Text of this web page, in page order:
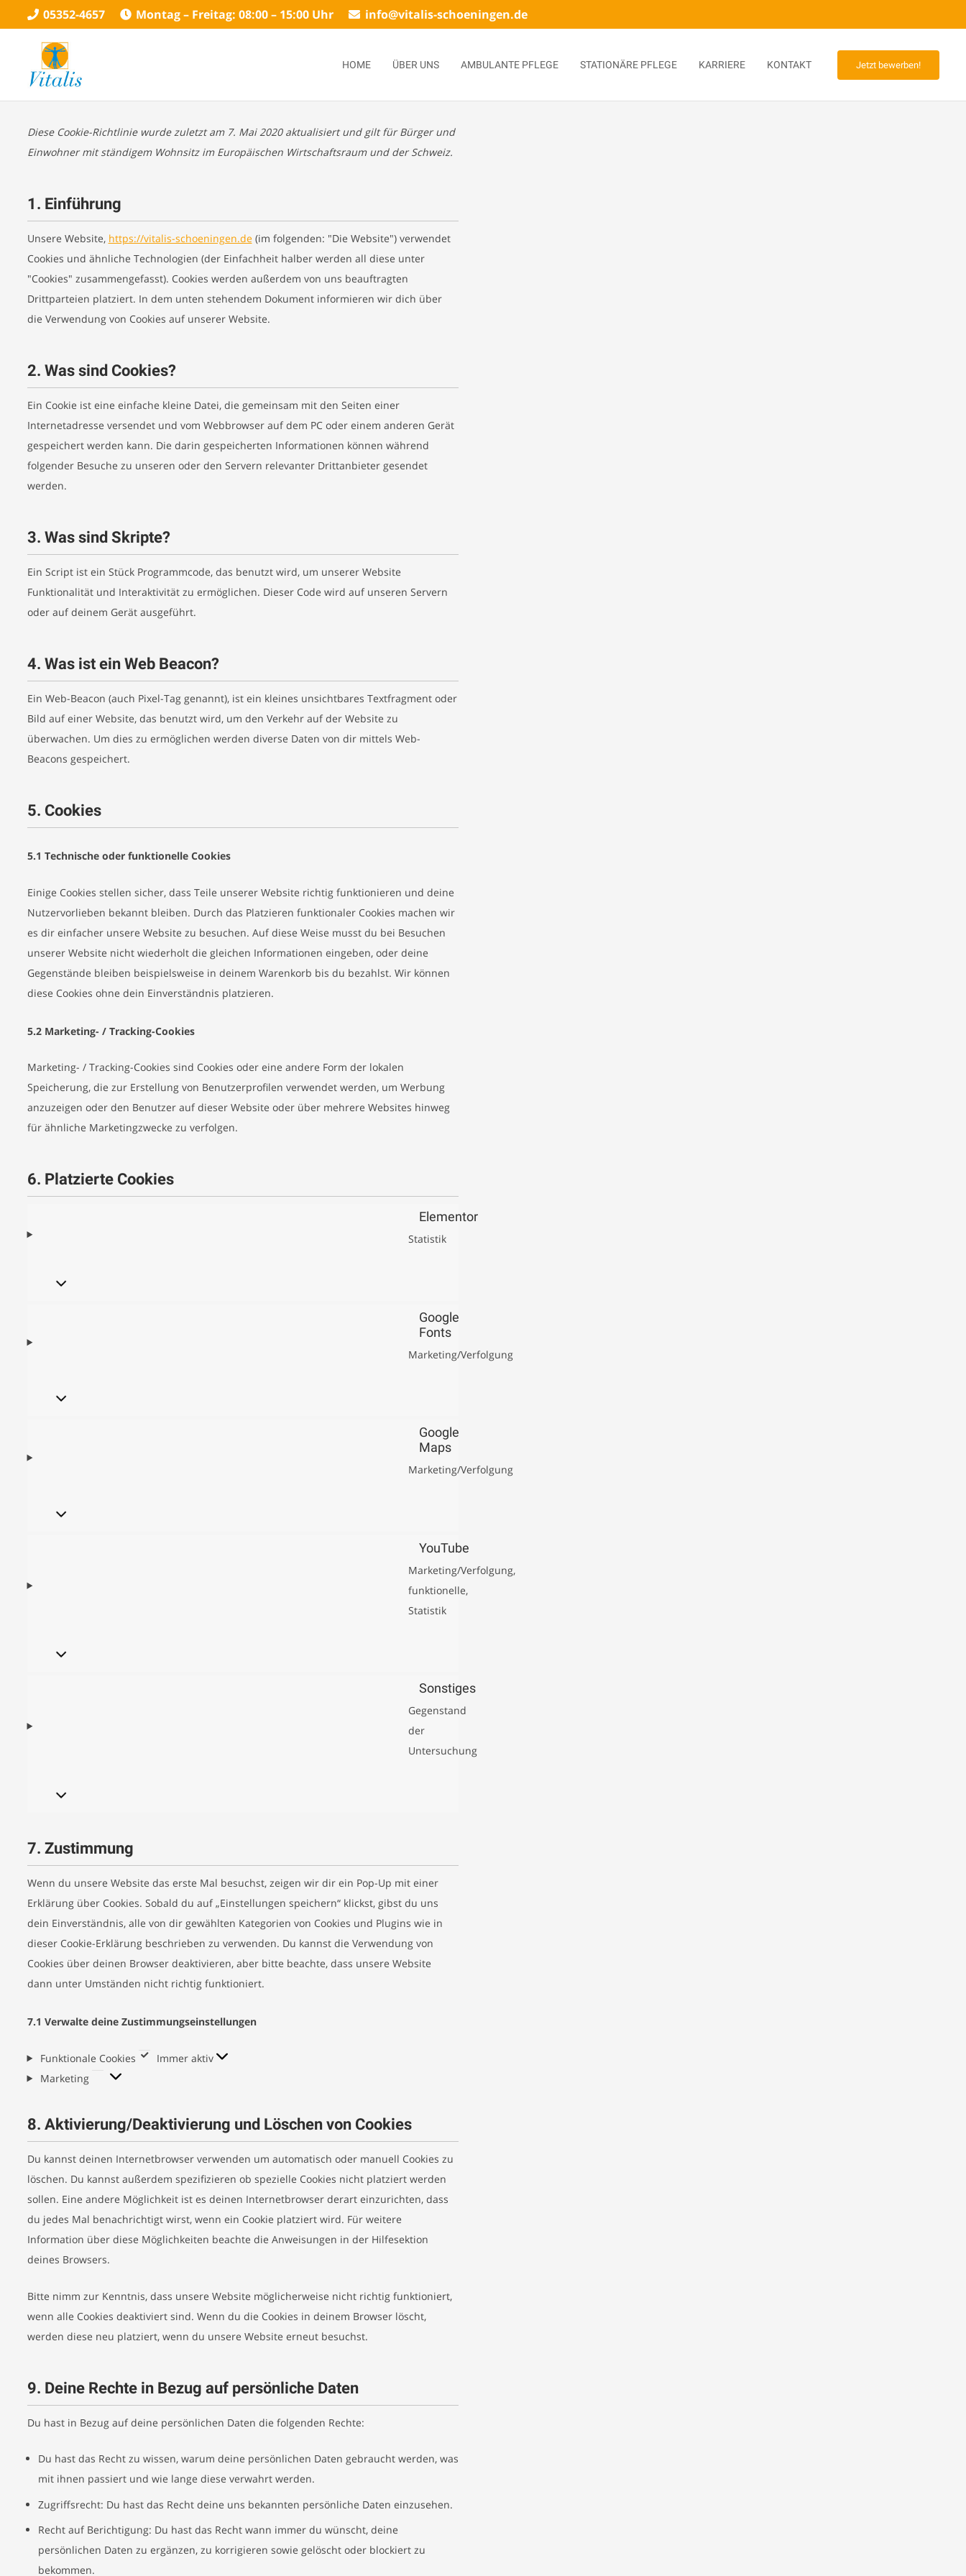
05352-4657 Montag – Freitag: 08:00 – 15:00 Uhr info@vitalis-schoeningen.de
HOME ÜBER UNS AMBULANTE PFLEGE STATIONÄRE PFLEGE KARRIERE KONTAKT Jetzt bewerben!
Diese Cookie-Richtlinie wurde zuletzt am 7. Mai 2020 aktualisiert und gilt für Bürger und
Einwohner mit ständigem Wohnsitz im Europäischen Wirtschaftsraum und der Schweiz.
1. Einführung
Unsere Website, https://vitalis-schoeningen.de (im folgenden: "Die Website") verwendet
Cookies und ähnliche Technologien (der Einfachheit halber werden all diese unter
"Cookies" zusammengefasst). Cookies werden außerdem von uns beauftragten
Drittparteien platziert. In dem unten stehendem Dokument informieren wir dich über
die Verwendung von Cookies auf unserer Website.
2. Was sind Cookies?
Ein Cookie ist eine einfache kleine Datei, die gemeinsam mit den Seiten einer
Internetadresse versendet und vom Webbrowser auf dem PC oder einem anderen Gerät
gespeichert werden kann. Die darin gespeicherten Informationen können während
folgender Besuche zu unseren oder den Servern relevanter Drittanbieter gesendet
werden.
3. Was sind Skripte?
Ein Script ist ein Stück Programmcode, das benutzt wird, um unserer Website
Funktionalität und Interaktivität zu ermöglichen. Dieser Code wird auf unseren Servern
oder auf deinem Gerät ausgeführt.
4. Was ist ein Web Beacon?
Ein Web-Beacon (auch Pixel-Tag genannt), ist ein kleines unsichtbares Textfragment oder
Bild auf einer Website, das benutzt wird, um den Verkehr auf der Website zu
überwachen. Um dies zu ermöglichen werden diverse Daten von dir mittels Web-
Beacons gespeichert.
5. Cookies
5.1 Technische oder funktionelle Cookies
Einige Cookies stellen sicher, dass Teile unserer Website richtig funktionieren und deine
Nutzervorlieben bekannt bleiben. Durch das Platzieren funktionaler Cookies machen wir
es dir einfacher unsere Website zu besuchen. Auf diese Weise musst du bei Besuchen
unserer Website nicht wiederholt die gleichen Informationen eingeben, oder deine
Gegenstände bleiben beispielsweise in deinem Warenkorb bis du bezahlst. Wir können
diese Cookies ohne dein Einverständnis platzieren.
5.2 Marketing- / Tracking-Cookies
Marketing- / Tracking-Cookies sind Cookies oder eine andere Form der lokalen
Speicherung, die zur Erstellung von Benutzerprofilen verwendet werden, um Werbung
anzuzeigen oder den Benutzer auf dieser Website oder über mehrere Websites hinweg
für ähnliche Marketingzwecke zu verfolgen.
6. Platzierte Cookies
Elementor
Statistik
service
elementor
Google
Fonts
Marketing/Verfolgung
service
google-
fonts
Google
Maps
Marketing/Verfolgung
service
google-
maps
YouTube
Marketing/Verfolgung,
funktionelle,
Statistik
service
youtube
Sonstiges
Gegenstand
der
Untersuchung
7. Zustimmung
Wenn du unsere Website das erste Mal besuchst, zeigen wir dir ein Pop-Up mit einer
Erklärung über Cookies. Sobald du auf „Einstellungen speichern“ klickst, gibst du uns
dein Einverständnis, alle von dir gewählten Kategorien von Cookies und Plugins wie in
dieser Cookie-Erklärung beschrieben zu verwenden. Du kannst die Verwendung von
Cookies über deinen Browser deaktivieren, aber bitte beachte, dass unsere Website
dann unter Umständen nicht richtig funktioniert.
7.1 Verwalte deine Zustimmungseinstellungen
Funktionale Cookies
Funktionale
Immer aktiv
Marketing
Marketing
8. Aktivierung/Deaktivierung und Löschen von Cookies
Du kannst deinen Internetbrowser verwenden um automatisch oder manuell Cookies zu
löschen. Du kannst außerdem spezifizieren ob spezielle Cookies nicht platziert werden
sollen. Eine andere Möglichkeit ist es deinen Internetbrowser derart einzurichten, dass
du jedes Mal benachrichtigt wirst, wenn ein Cookie platziert wird. Für weitere
Information über diese Möglichkeiten beachte die Anweisungen in der Hilfesektion
deines Browsers.
Bitte nimm zur Kenntnis, dass unsere Website möglicherweise nicht richtig funktioniert,
wenn alle Cookies deaktiviert sind. Wenn du die Cookies in deinem Browser löscht,
werden diese neu platziert, wenn du unsere Website erneut besuchst.
9. Deine Rechte in Bezug auf persönliche Daten
Du hast in Bezug auf deine persönlichen Daten die folgenden Rechte:
Du hast das Recht zu wissen, warum deine persönlichen Daten gebraucht werden, was
mit ihnen passiert und wie lange diese verwahrt werden.
Zugriffsrecht: Du hast das Recht deine uns bekannten persönliche Daten einzusehen.
Recht auf Berichtigung: Du hast das Recht wann immer du wünscht, deine
persönlichen Daten zu ergänzen, zu korrigieren sowie gelöscht oder blockiert zu
bekommen.